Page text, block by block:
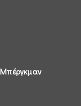
Μπέργκμαν